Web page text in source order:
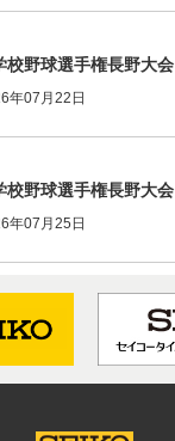
野球選手権長野大会
年07月22日
野球選手権長野大会
年07月25日